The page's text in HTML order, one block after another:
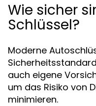
Wie sicher
Schlüssel?
Moderne
auch eigene
um das Risiko von
minimieren.